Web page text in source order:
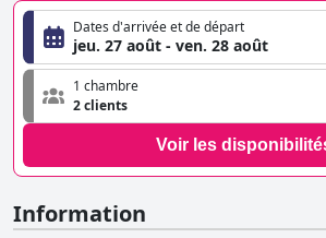
Dates d'arrivée et de départ
jeu. 27 août - ven. 28 août
1 chambre
2 clients
Voir les
Information